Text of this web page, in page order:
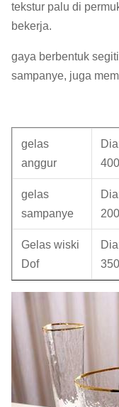
tekstur palu di
bekerja.
gaya berbentuk
sampanye, juga
gelas
anggur
gelas
sampanye
Gelas wiski
Dof